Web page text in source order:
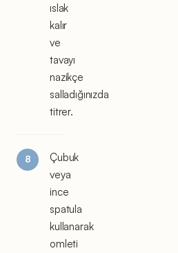
ıslak
kalır
ve
tavayı
nazikçe
salladığınızda
titrer.
Çubuk
veya
ince
spatula
kullanarak
omleti